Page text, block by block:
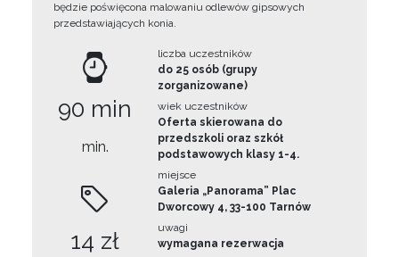
będzie poświęcona malowaniu odlewów gipsowych
przedstawiających konia.
90 min
min.
14 zł
liczba uczestników
do 25 osób (grupy
zorganizowane)
wiek uczestników
Oferta skierowana do
przedszkoli oraz szkół
podstawowych klasy 1-4.
miejsce
Galeria „Panorama” Plac
Dworcowy 4, 33-100 Tarnów
uwagi
wymagana rezerwacja